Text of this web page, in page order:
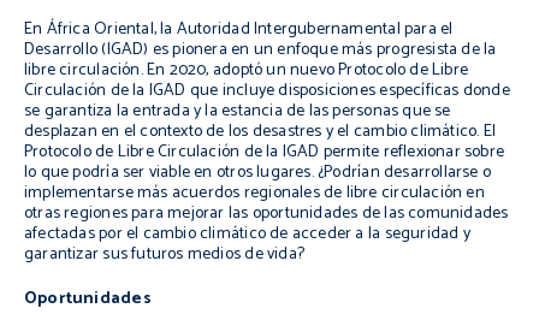
En África Oriental, la Autoridad Intergubernamental para el
Desarrollo (IGAD) es pionera en un enfoque más progresista de la
libre circulación. En 2020, adoptó un nuevo Protocolo de Libre
Circulación de la IGAD que incluye disposiciones específicas donde
se garantiza la entrada y la estancia de las personas que se
desplazan en el contexto de los desastres y el cambio climático. El
Protocolo de Libre Circulación de la IGAD permite reflexionar sobre
lo que podría ser viable en otros lugares. ¿Podrían desarrollarse o
implementarse más acuerdos regionales de libre circulación en
otras regiones para mejorar las oportunidades de las comunidades
afectadas por el cambio climático de acceder a la seguridad y
garantizar sus futuros medios de vida?
Oportunidades